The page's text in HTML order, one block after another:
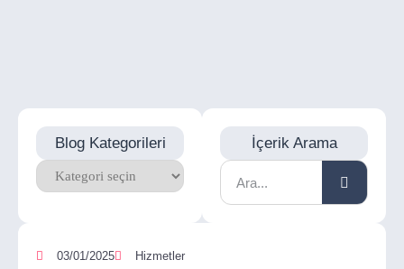
Blog Kategorileri İçerik Arama
03/01/2025 Hizmetler